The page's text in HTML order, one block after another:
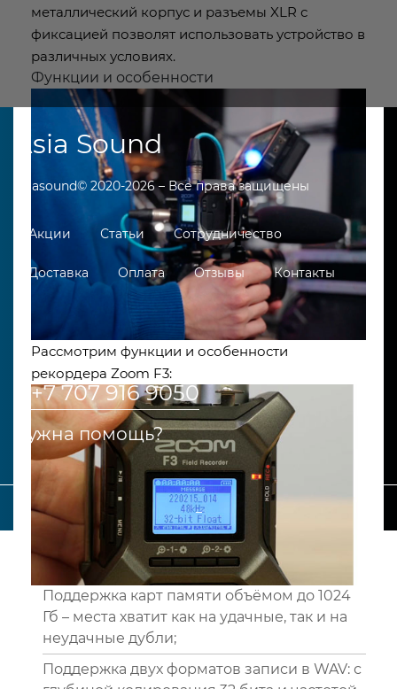
металлический корпус и разъемы XLR с
фиксацией позволят использовать устройство в
различных условиях.
Функции и особенности
Рассмотрим функции и особенности
рекордера Zoom F3:
Поддержка карт памяти объёмом до 1024
Гб – места хватит как на удачные, так и на
неудачные дубли;
Поддержка двух форматов записи в WAV: с
Asia Sound
Asiasound© 2020-2026 – Все права защищены
Акции Статьи Сотрудничество
Доставка Оплата Отзывы Контакты
+7 707 916 9050
Нужна помощь?
_